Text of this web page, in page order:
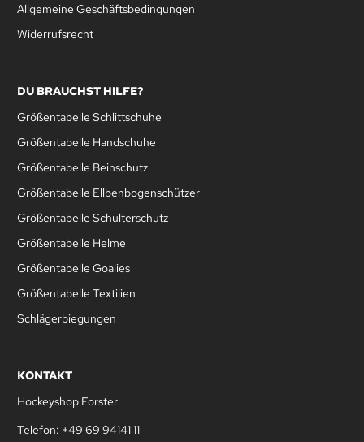
Allgemeine Geschäftsbedingungen
Widerrufsrecht
DU BRAUCHST HILFE?
Größentabelle Schlittschuhe
Größentabelle Handschuhe
Größentabelle Beinschutz
Größentabelle Ellbenbogenschützer
Größentabelle Schulterschutz
Größentabelle Helme
Größentabelle Goalies
Größentabelle Textilien
Schlägerbiegungen
KONTAKT
Hockeyshop Forster
Telefon: +49 69 94141 11